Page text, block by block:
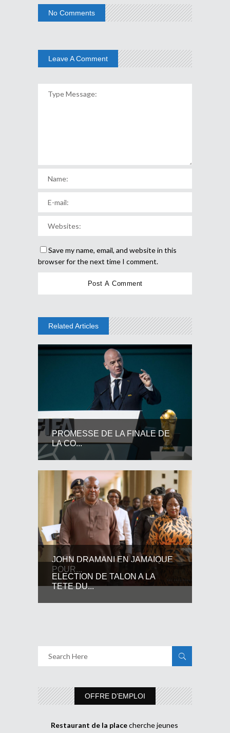
No Comments
Leave A Comment
Save my name, email, and website in this
browser for the next time I comment.
Related Articles
PROMESSE DE LA FINALE DE
LA CO...
JOHN DRAMANI EN JAMAIQUE
POUR...
ELECTION DE TALON A LA
TETE DU...
OFFRE D’EMPLOI
Restaurant de la placecherche jeunes